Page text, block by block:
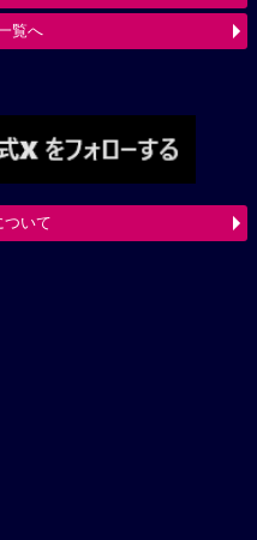
覧へ
ついて